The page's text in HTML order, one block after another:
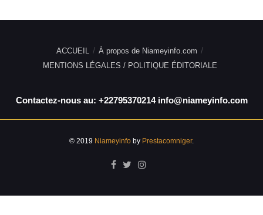
ACCUEIL
À propos de Niameyinfo.com
MENTIONS LÉGALES / POLITIQUE ÉDITORIALE
Contactez-nous au: +22795370214 info@niameyinfo.com
© 2019 Niameyinfo by Prestacomniger.